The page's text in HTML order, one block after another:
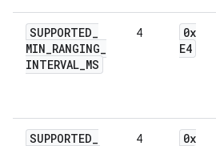
SUPPORTED_
MIN_RANGING_
INTERVAL_MS
4
0x
E4
SUPPORTED_
4
0x